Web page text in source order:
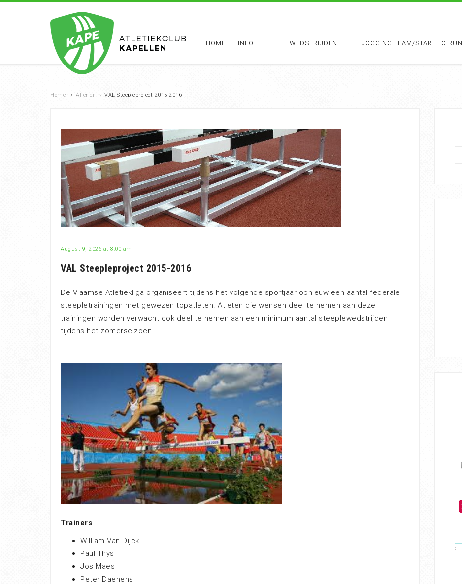
HOME INFO WEDSTRIJDEN JOGGING TEAM/START TO RUN
Home › Allerlei › VAL Steepleproject 2015-2016
August 9, 2026 at 8:00 am
VAL Steepleproject 2015-2016
De Vlaamse Atletiekliga organiseert tijdens het volgende sportjaar opnieuw een aantal federale
steepletrainingen met gewezen topatleten. Atleten die wensen deel te nemen aan deze
trainingen worden verwacht ook deel te nemen aan een minimum aantal steeplewedstrijden
tijdens het zomerseizoen.
Trainers
William Van Dijck
Paul Thys
Jos Maes
Peter Daenens